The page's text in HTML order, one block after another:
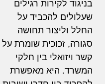
בניגוד לקירות רגילים
שעלולים להכביד על
החלל וליצור תחושה
סגורה, זכוכית שומרת על
קשר ויזואלי בין חלקי
המשרד. היא מאפשרת